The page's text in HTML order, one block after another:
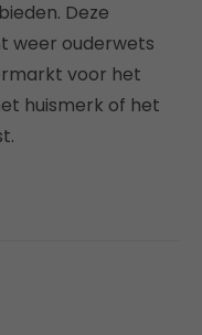
Deze
weer ouderwets
voor het
huismerk of het